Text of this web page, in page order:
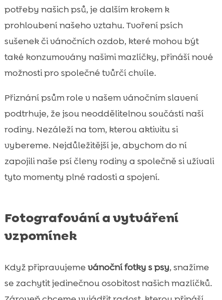
potřeby našich psů, je dalším krokem k
prohloubení našeho vztahu. Tvoření psích
sušenek či vánočních ozdob, které mohou být
také konzumovány našimi mazlíčky, přináší nové
možnosti pro společné tvůrčí chvíle.
Přiznání psům role v našem vánočním slavení
podtrhuje, že jsou neoddělitelnou součástí naší
rodiny. Nezáleží na tom, kterou aktivitu si
vybereme. Nejdůležitější je, abychom do ní
zapojili naše psí členy rodiny a společně si užívali
tyto momenty plné radosti a spojení.
Fotografování a vytváření
vzpomínek
Když připravujeme vánoční fotky s psy, snažíme
se zachytit jedinečnou osobitost našich mazlíčků.